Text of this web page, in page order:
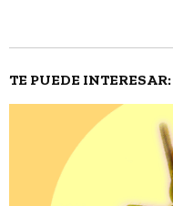
TE PUEDE INTERESAR: